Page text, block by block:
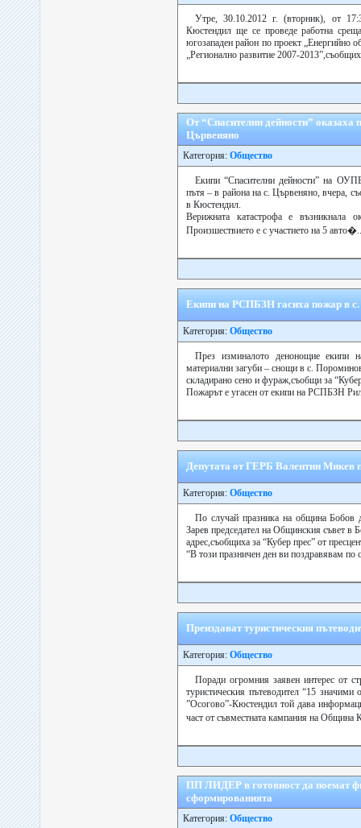
Утре, 30.10.2012 г. (вторник), от
Кюстендил ще се проведе работна
югозападен район по проект „Енергийно
„Регионално развитие 2007-
От “Спасителни дейности” оказаха
Цървеняно
Категория: Общество
Екипи “Спасителни дейности” на
пътя – в района на с. Цървеняно, вчера,
в Кюстендил.
Верижната катастрофа е възникнала
Произшествието е с участието на 5
Екипи на РСПБЗН гасиха пожар в
Категория: Общество
През изминалото денонощие екипи
материални загуби – снощи в с.
складирано сено и фураж,съобщи за
Пожарът е угасен от екипи на РСПБЗН
Депутата от ГЕРБ Валентин Микев
Категория: Общество
По случай празника на община
Зарев председател на Общинския съвет в
адрес,съобщиха за “Кубер прес” от
“В този празничен ден ви поздравявам
Преиздават туристическия
Категория: Общество
Поради огромния заявен интерес от
туристическия пътеводител “15
”Осогово”-Кюстендил той дава
част от съвместната кампания на
ПП ЛИДЕР в готовност да поемат
сформированията
Категория: Общество